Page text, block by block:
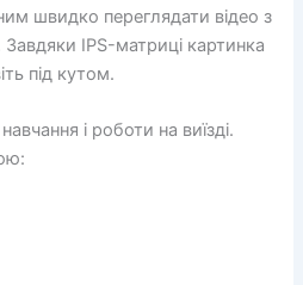
швидко переглядати відео з
IPS-матриці картинка
під кутом.
і роботи на виїзді.